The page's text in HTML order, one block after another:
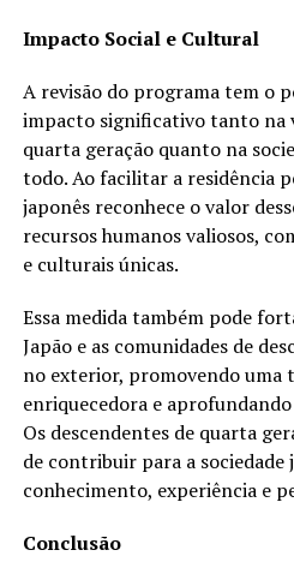
Impacto Social e Cultural
A revisão do programa tem o
impacto significativo tanto na
quarta geração quanto na
todo. Ao facilitar a residência
japonês reconhece o valor
recursos humanos valiosos,
e culturais únicas.
Essa medida também pode
Japão e as comunidades de
no exterior, promovendo uma
enriquecedora e
Os descendentes de quarta
de contribuir para a sociedade
conhecimento, experiência e
Conclusão